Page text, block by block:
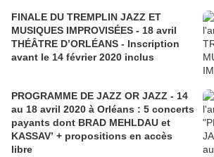
FINALE DU TREMPLIN JAZZ ET
MUSIQUES IMPROVISÉES - 18 avril
THÉÂTRE D’ORLÉANS - Inscription
avant le 14 février 2020 inclus
PROGRAMME DE JAZZ OR JAZZ - 14
au 18 avril 2020 à Orléans : 5 concerts
payants dont BRAD MEHLDAU et
KASSAV’ + propositions en accès
libre